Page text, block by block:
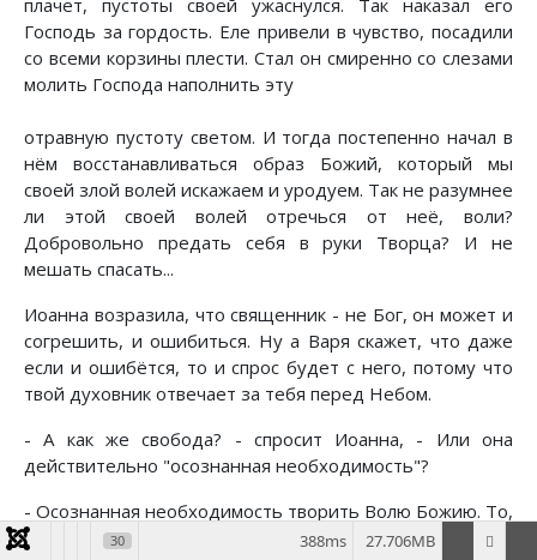
Господь за гордость. Еле привели в чувство, посадили
со всеми корзины плести. Стал он смиренно со слезами
молить Господа наполнить эту
отравную пустоту светом. И тогда постепенно начал в
нём восстанавливаться образ Божий, который мы
своей злой волей искажаем и уродуем. Так не разумнее
ли этой своей волей отречься от неё, воли?
Добровольно предать себя в руки Творца? И не
мешать спасать...
Иоанна возразила, что священник - не Бог, он может и
согрешить, и ошибиться. Ну а Варя скажет, что даже
если и ошибётся, то и спрос будет с него, потому что
твой духовник отвечает за тебя перед Небом.
- А как же свобода? - спросит Иоанна, - Или она
действительно "осознанная необходимость"?
- Осознанная необходимость творить Волю Божию. То,
что в миру называют "свободой" - всего лишь
30 27.706MB
388ms